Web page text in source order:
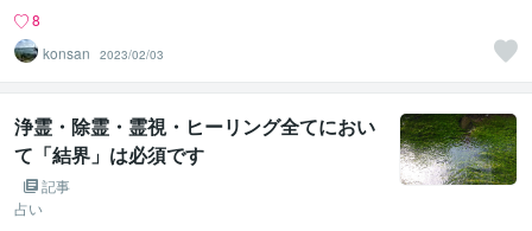
8
konsan
2023/02/03
浄霊・除霊・霊視・ヒーリング全てにおい
て「結界」は必須です
記事
占い